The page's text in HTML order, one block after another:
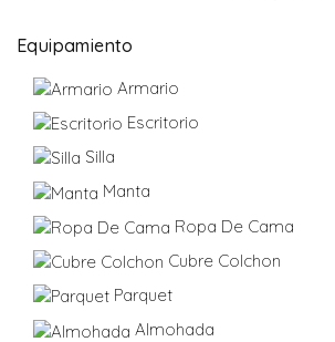
Equipamiento
Armario
Escritorio
Silla
Manta
Ropa De Cama
Cubre Colchon
Parquet
Almohada